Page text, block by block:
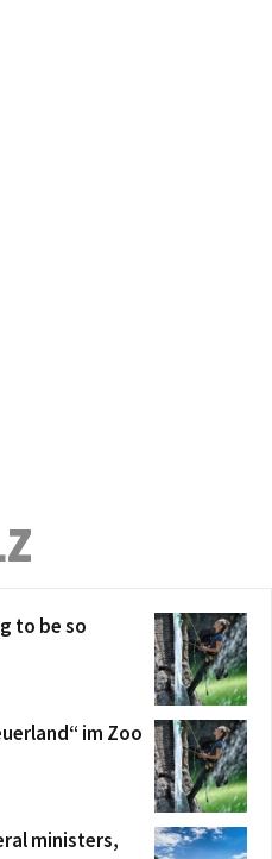
to be so
im Zoo
ministers,